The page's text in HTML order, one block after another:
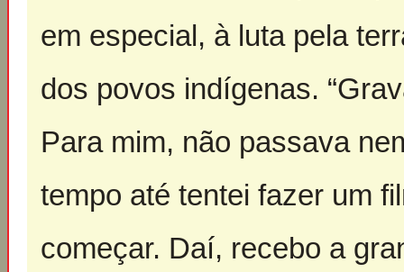
em especial, à luta pela
dos povos indígenas.
Para mim, não passava
tempo até tentei fazer um
começar. Daí, recebo a